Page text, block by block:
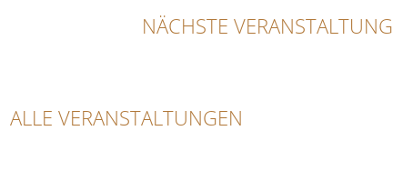
NÄCHSTE VERANSTALTUNG
ALLE VERANSTALTUNGEN